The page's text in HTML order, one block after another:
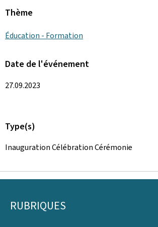
Thème
Éducation - Formation
Date de l'événement
27.09.2023
Type(s)
Inauguration Célébration Cérémonie
Pied
RUBRIQUES